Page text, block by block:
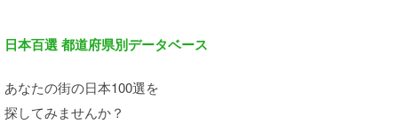
日本百選 都道府県別データベース
あなたの街の日本100選を
探してみませんか？